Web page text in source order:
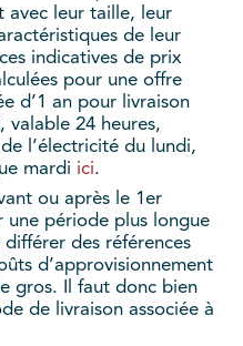
avec leur taille, leur
de leur
indicatives de prix
pour une offre
d’1 an pour livraison
valable 24 heures,
l’électricité du lundi,
mardi ici.
ou après le 1er
une période plus longue
différer des références
d’approvisionnement
gros. Il faut donc bien
de livraison associée à